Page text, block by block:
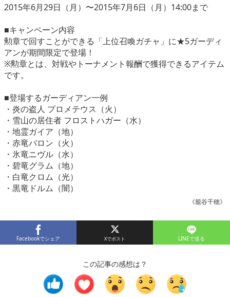
2015年6月29日（月）〜2015年7月6日（月）14:00まで
■キャンペーン内容
勲章で回すことができる「上位召喚ガチャ」に★5ガーディ
アンが期間限定で登場！
※勲章とは、対戦やトーナメント報酬で獲得できるアイテム
です。
■登場するガーディアン一例
・炎の盗人 プロメテウス（火）
・雪山の居住者 フロストハガー（水）
・地霊ガイア（地）
・赤竜バロン（火）
・氷竜ニヴル（水）
・碧竜グラム（地）
・白竜クロム（光）
・黒竜ドルム（闇）
《籠谷千穂》
Facebookでシェア LINEで送る
この記事の感想は？